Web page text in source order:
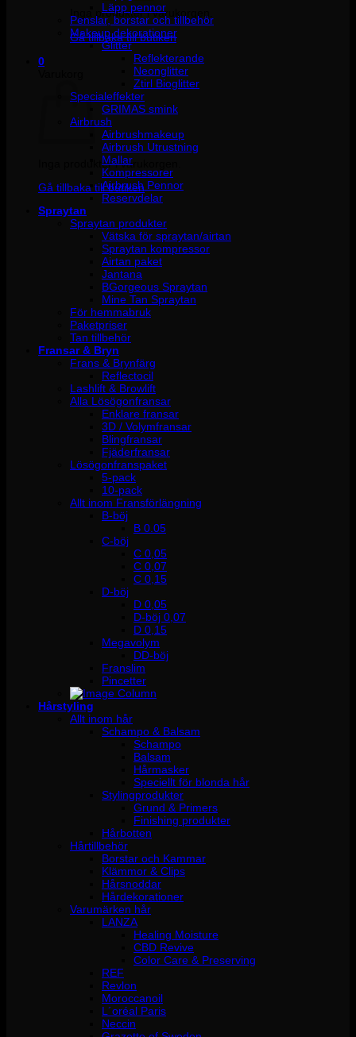
Inga produkter i varukorgen.
Gå tillbaka till butiken
0
Inga produkter i varukorgen.
Gå tillbaka till butiken
Läpp pennor
Penslar, borstar och tillbehör
Makeup dekorationer
Glitter
Reflekterande
Neonglitter
Ztirl Bioglitter
Specialeffekter
GRIMAS smink
Airbrush
Airbrushmakeup
Airbrush Utrustning
Mallar
Kompressorer
Airbrush Pennor
Reservdelar
Spraytan
Spraytan produkter
Vätska för spraytan/airtan
Spraytan kompressor
Airtan paket
Jantana
BGorgeous Spraytan
Mine Tan Spraytan
För hemmabruk
Paketpriser
Tan tillbehör
Fransar & Bryn
Frans & Brynfärg
Reflectocil
Lashlift & Browlift
Alla Lösögonfransar
Enklare fransar
3D / Volymfransar
Blingfransar
Fjäderfransar
Lösögonfranspaket
5-pack
10-pack
Allt inom Fransförlängning
B-böj
B 0.05
C-böj
C 0,05
C 0,07
C 0,15
D-böj
D 0,05
D-böj 0,07
D 0,15
Megavolym
DD-böj
Franslim
Pincetter
Hårstyling
Allt inom hår
Schampo & Balsam
Schampo
Balsam
Hårmasker
Speciellt för blonda hår
Stylingprodukter
Grund & Primers
Finishing produkter
Hårbotten
Hårtillbehör
Borstar och Kammar
Klämmor & Clips
Hårsnoddar
Hårdekorationer
Varumärken hår
LANZA
Healing Moisture
CBD Revive
Color Care & Preserving
REF
Revlon
Moroccanoil
L´oréal Paris
Neccin